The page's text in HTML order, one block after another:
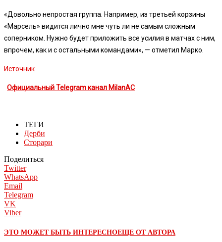
«Довольно непростая группа. Например, из третьей корзины
«Марсель» видится лично мне чуть ли не самым сложным
соперником. Нужно будет приложить все усилия в матчах с ним,
впрочем, как и с остальными командами», — отметил Марко.
Источник
Официальный Telegram канал MilanAC
ТЕГИ
Дерби
Сторари
Поделиться
Twitter
WhatsApp
Email
Telegram
VK
Viber
ЭТО МОЖЕТ БЫТЬ ИНТЕРЕСНОЕЩЕ ОТ АВТОРА